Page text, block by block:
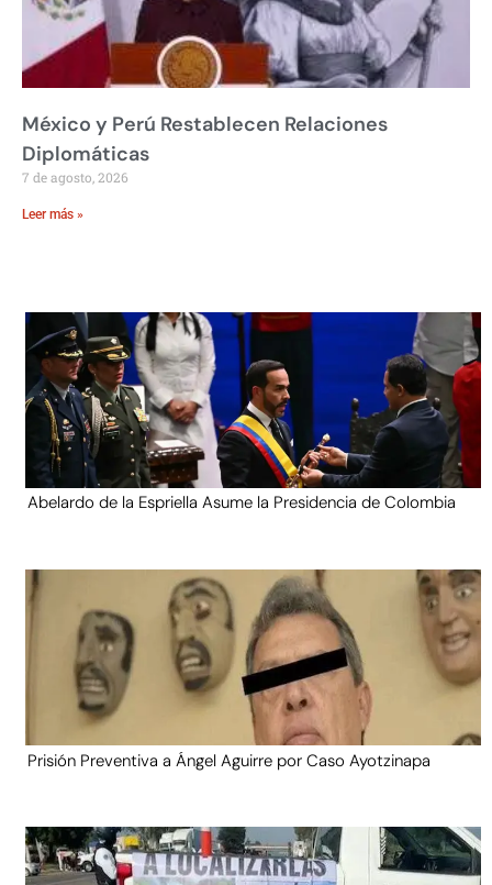
México y Perú Restablecen Relaciones
Diplomáticas
7 de agosto, 2026
Leer más »
Abelardo de la Espriella Asume la Presidencia de Colombia
Prisión Preventiva a Ángel Aguirre por Caso Ayotzinapa